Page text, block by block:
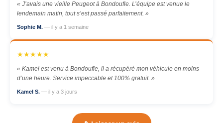
« J’avais une vieille Peugeot à Bondoufle. L’équipe est venue le
lendemain matin, tout s’est passé parfaitement. »
Sophie M. — il y a 1 semaine
★★★★★
« Kamel est venu à Bondoufle, il a récupéré mon véhicule en moins
d’une heure. Service impeccable et 100% gratuit. »
Kamel S. — il y a 3 jours